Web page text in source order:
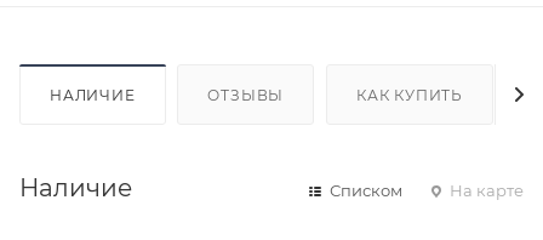
НАЛИЧИЕ ОТЗЫВЫ КАК КУПИТЬ
Наличие Списком На карте